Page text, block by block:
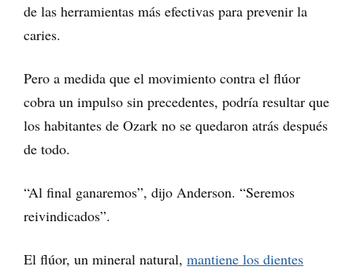
de las herramientas más efectivas para prevenir la
caries.
Pero a medida que el movimiento contra el flúor
cobra un impulso sin precedentes, podría resultar que
los habitantes de Ozark no se quedaron atrás después
de todo.
“Al final ganaremos”, dijo Anderson. “Seremos
reivindicados”.
El flúor, un mineral natural, mantiene los dientes